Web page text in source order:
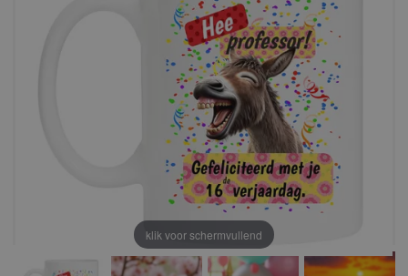
klik voor schermvullend